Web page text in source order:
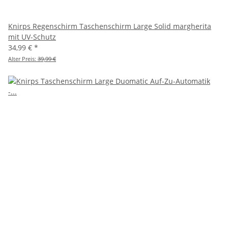
Knirps Regenschirm Taschenschirm Large Solid margherita
mit UV-Schutz
34,99 € *
Alter Preis: 39,99 €